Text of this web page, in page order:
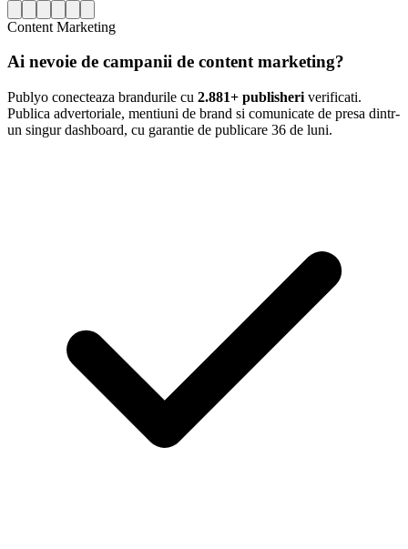
Content Marketing
Ai nevoie de campanii de content marketing?
Publyo conecteaza brandurile cu 2.881+ publisheri verificati.
Publica advertoriale, mentiuni de brand si comunicate de presa dintr-
un singur dashboard, cu garantie de publicare 36 de luni.